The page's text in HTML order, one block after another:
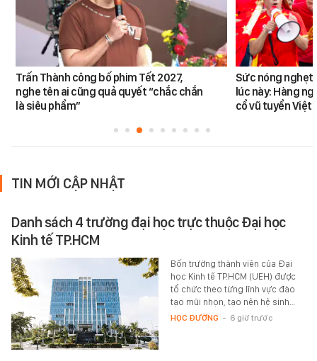
Trấn Thành công bố phim Tết 2027,
nghe tên ai cũng quả quyết “chắc chắn
là siêu phẩm”
Sức nóng nghẹt
lúc này: Hàng
cổ vũ tuyển
TIN MỚI CẬP NHẬT
Danh sách 4 trường đại học trực thuộc Đại học
Kinh tế TP.HCM
Bốn trường thành viên của Đại
học Kinh tế TP.HCM (UEH) được
tổ chức theo từng lĩnh vực đào
tạo mũi nhọn, tạo nên hệ sinh…
HỌC ĐƯỜNG - 6 giờ trước